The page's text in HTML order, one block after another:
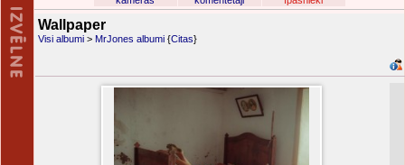
Wallpaper
Visi albumi > MrJones albumi {Citas}